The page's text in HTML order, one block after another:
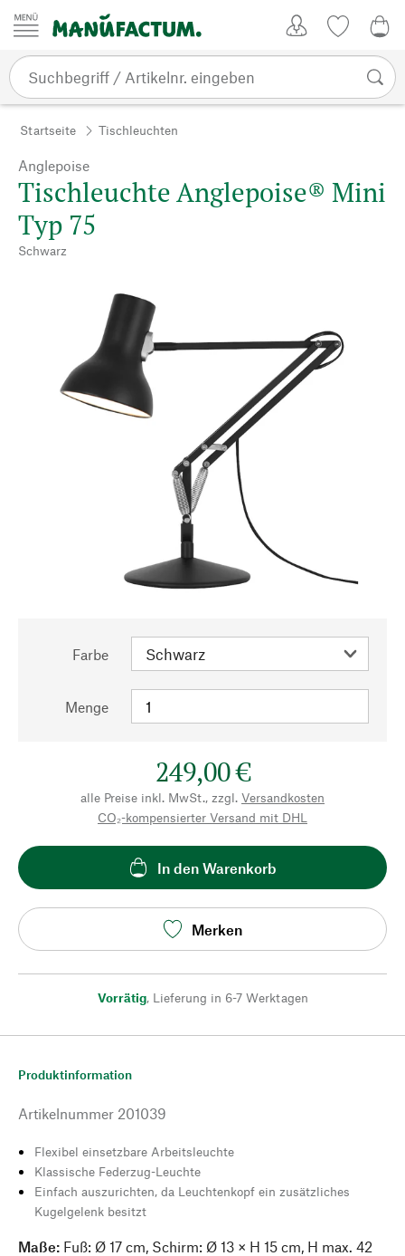
Zum Inhalt springen
Startseite Tischleuchten
Anglepoise
Tischleuchte Anglepoise® Mini
Typ 75
Schwarz
Farbe
Menge
249,00 €
alle Preise inkl. MwSt., zzgl. Versandkosten
CO₂-kompensierter Versand mit DHL
In den Warenkorb
Merken
Vorrätig, Lieferung in 6-7 Werktagen
Produktinformation
Artikelnummer 201039
Flexibel einsetzbare Arbeitsleuchte
Klassische Federzug-Leuchte
Einfach auszurichten, da Leuchtenkopf ein zusätzliches
Kugelgelenk besitzt
Maße: Fuß: Ø 17 cm, Schirm: Ø 13 × H 15 cm, H max. 42